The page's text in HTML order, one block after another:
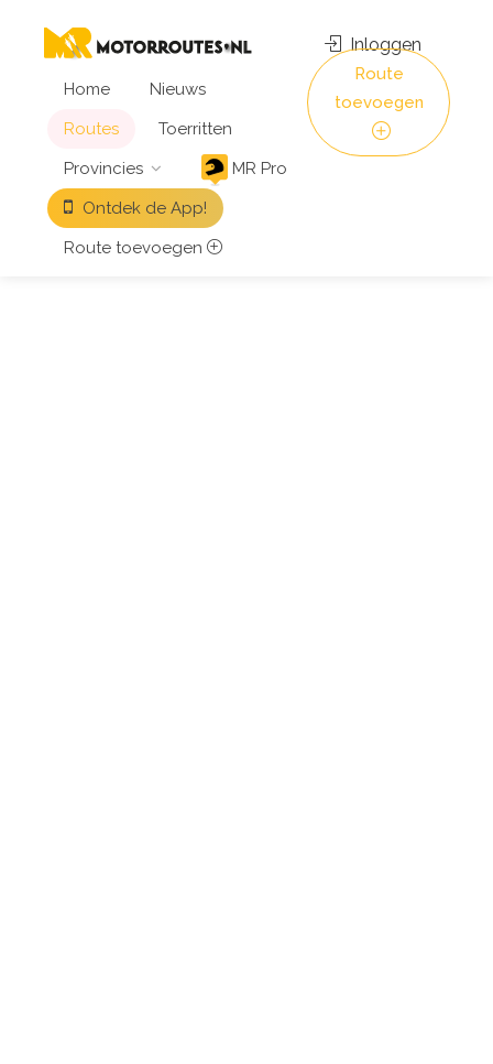
Home
Nieuws
Routes
Toerritten
Provincies
MR Pro
Ontdek de App!
Route toevoegen
Inloggen
Route
toevoegen